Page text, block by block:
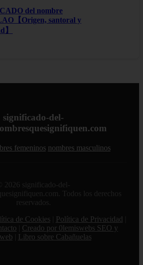
del nombre
【Origen, santoral y
】
significado-del-
femeninos nombres masculinos
2026 significado-del-
Todos los derechos
reservados.
de Cookies Política de Privacidad
Creado por 0lemiswebs SEO y
Libro sobre Cabañuelas